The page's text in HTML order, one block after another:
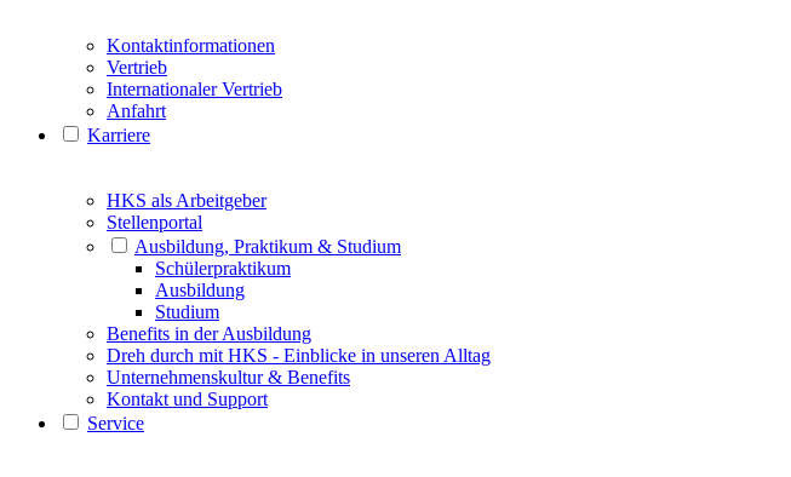
Kontaktinformationen
Vertrieb
Internationaler Vertrieb
Anfahrt
Karriere
HKS als Arbeitgeber
Stellenportal
Ausbildung, Praktikum & Studium
Schülerpraktikum
Ausbildung
Studium
Benefits in der Ausbildung
Dreh durch mit HKS - Einblicke in unseren Alltag
Unternehmenskultur & Benefits
Kontakt und Support
Service